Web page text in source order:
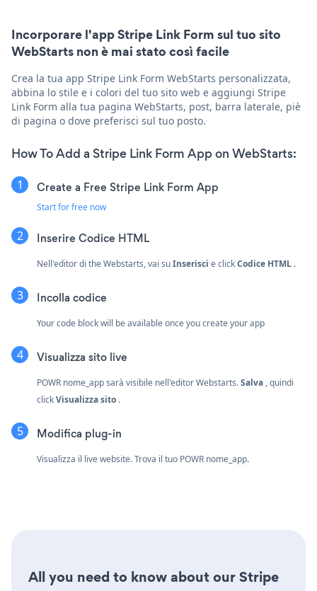
Incorporare l'app Stripe Link Form sul tuo sito
WebStarts non è mai stato così facile
Crea la tua app Stripe Link Form WebStarts personalizzata,
abbina lo stile e i colori del tuo sito web e aggiungi Stripe
Link Form alla tua pagina WebStarts, post, barra laterale, piè
di pagina o dove preferisci sul tuo posto.
How To Add a Stripe Link Form App on WebStarts:
Create a Free Stripe Link Form App
Start for free now
Inserire Codice HTML
Nell'editor di the Webstarts, vai suInserisci e clickCodice HTML .
Incolla codice
Your code block will be available once you create your app
Visualizza sito live
POWR nome_app sarà visibile nell'editor Webstarts.Salva , quindi
clickVisualizza sito .
Modifica plug-in
Visualizza il live website. Trova il tuo POWR nome_app.
All you need to know about our Stripe